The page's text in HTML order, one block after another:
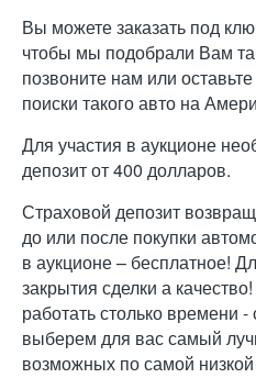
Вы можете заказать под
чтобы мы подобрали Вам
позвоните нам или
поиски такого авто на
Для участия в аукционе
депозит от 400 долларов.
Страховой депозит
до или после покупки
в аукционе – бесплатное!
закрытия сделки а
работать столько времени
выберем для вас самый
возможных по самой